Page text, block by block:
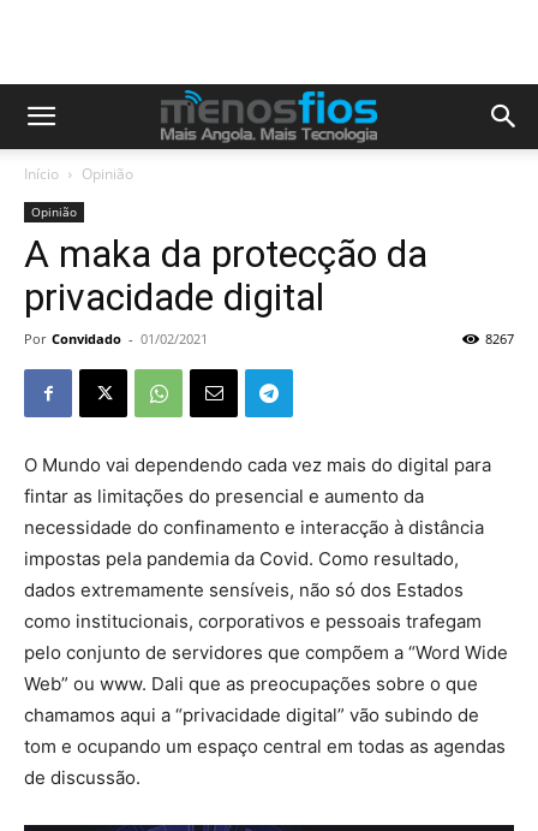
Início Opinião
Opinião
A maka da protecção da
privacidade digital
Por Convidado - 01/02/2021 8267
O Mundo vai dependendo cada vez mais do digital para
fintar as limitações do presencial e aumento da
necessidade do confinamento e interacção à distância
impostas pela pandemia da Covid. Como resultado,
dados extremamente sensíveis, não só dos Estados
como institucionais, corporativos e pessoais trafegam
pelo conjunto de servidores que compõem a “Word Wide
Web” ou www. Dali que as preocupações sobre o que
chamamos aqui a “privacidade digital” vão subindo de
tom e ocupando um espaço central em todas as agendas
de discussão.